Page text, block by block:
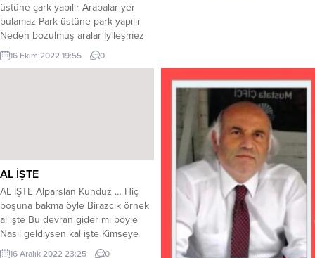
üstüne çark yapılır Arabalar yer
bulamaz Park üstüne park yapılır
Neden bozulmuş aralar İyileşmez
bu yaralar Değer kaybetti paralar
Mark üstüne mark yapılır Alparslan
16 Ekim 2022 19:55 0
Yazarlar İmza Günü etkinliğiyle
edebiyatseverleri bir araya
getiriyor. Çeşitli öykü
yarışmalarından ödüller kazanmış
ünlü yazar İnci Yılmaz Şimşek de
konuklar arasında olacak. (Basın...
AL İŞTE
AL İŞTE Alparslan Kunduz … Hiç
boşuna bakma öyle Birazcık örnek
al işte Bu devran gider mi böyle
Nasıl geldiysen kal işte Kimseye
çalım satmadık At dediler de
16 Aralık 2022 23:25 0